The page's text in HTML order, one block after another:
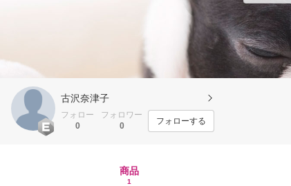
古沢奈津子
フォロー
0
フォロワー
0
フォローする
商品
1